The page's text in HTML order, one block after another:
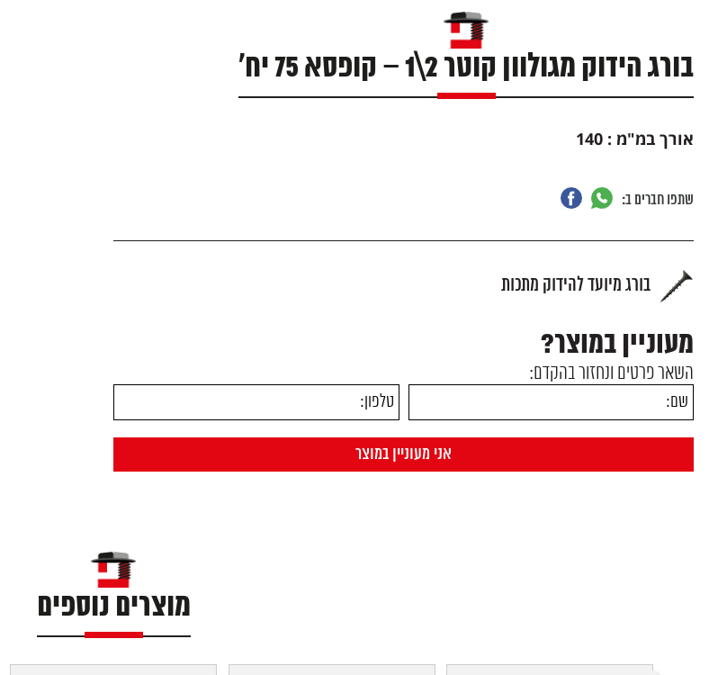
בורג הידוק מגולוון קוטר 2\1 – קופסא 75 יח'
אורך במ"מ : 140
שתפו חברים ב:
בורג מיועד להידוק מתכות
מעוניין במוצר?
השאר פרטים ונחזור בהקדם:
מוצרים נוספים